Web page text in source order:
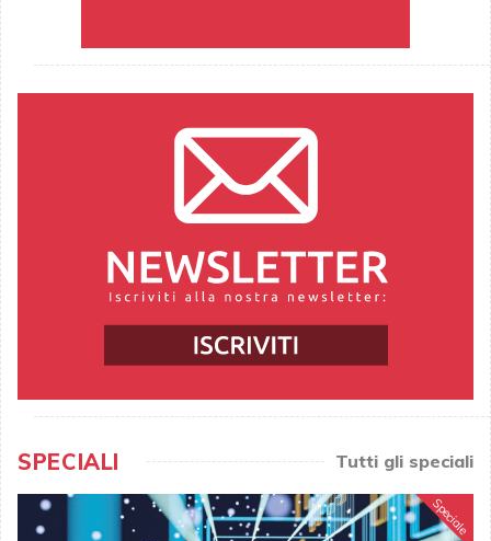
SPECIALI Tutti gli speciali
Speciale